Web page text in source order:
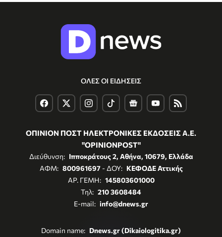
ΟΛΕΣ ΟΙ ΕΙΔΗΣΕΙΣ
ΟΠΙΝΙΟΝ ΠΟΣΤ ΗΛΕΚΤΡΟΝΙΚΕΣ ΕΚΔΟΣΕΙΣ Α.Ε.
"OPINIONPOST"
Διεύθυνση: Ιπποκράτους 2, Αθήνα, 10679, Ελλάδα
ΑΦΜ: 800961697- ΔΟΥ: ΚΕΦΟΔΕ Αττικής
ΑΡ. ΓΕΜΗ: 145803601000
Τηλ: 210 3608484
E-mail: info@dnews.gr
Domain name: Dnews.gr (Dikaiologitika.gr)